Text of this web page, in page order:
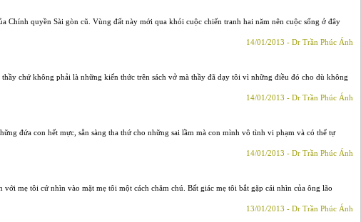
quyền Sài gòn cũ. Vùng đất này mới qua khỏi cuộc chiến tranh hai năm nên cuộc sống ở đây
14/01/2013 - Dr Trần Phúc Ánh
chứ không phải là những kiến thức trên sách vở mà thầy đã dạy tôi vì những điều đó cho dù không
14/01/2013 - Dr Trần Phúc Ánh
đứa con hết mực, sẵn sàng tha thứ cho những sai lầm mà con mình vô tình vi phạm và có thể tự
14/01/2013 - Dr Trần Phúc Ánh
mẹ tôi cứ nhìn vào mặt mẹ tôi một cách chăm chú. Bất giác mẹ tôi bắt gặp cái nhìn của ông lão
13/01/2013 - Dr Trần Phúc Ánh